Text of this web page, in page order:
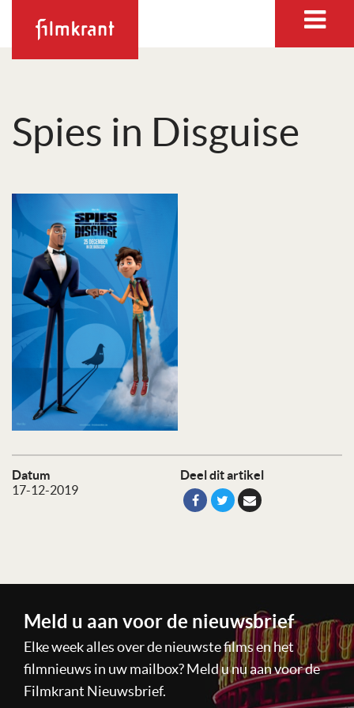
Spies in Disguise
Datum
17-12-2019
Deel dit artikel
Meld u aan voor de nieuwsbrief
Elke week alles over de nieuwste films en het
filmnieuws in uw mailbox? Meld u nu aan voor de
Filmkrant Nieuwsbrief.